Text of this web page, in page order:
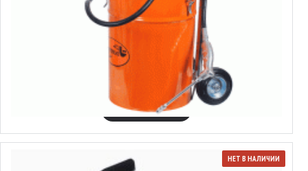
Бачок маслозаливной
Выбрать варианты
НЕТ В НАЛИЧИИ